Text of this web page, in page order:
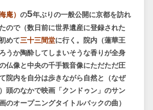
庵） の5年ぶりの一般公開に京都を訪れ
ので（数日前に世界遺産に登録された
めて三十三間堂に行く。院内（蓮華王
うか陶酔してしまいそうな香りが全身
仏像と中央の千手観音像にただただ圧
院内を自分は歩きながら自然と（なぜ
頭のなかで映画「クンドゥン」のサン
のオープニングタイトルバックの曲）